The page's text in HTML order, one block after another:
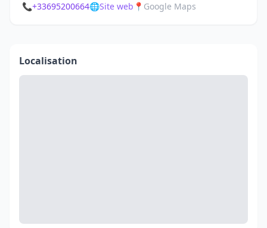
📞+33695200664🌐Site web 📍 Google Maps
Localisation